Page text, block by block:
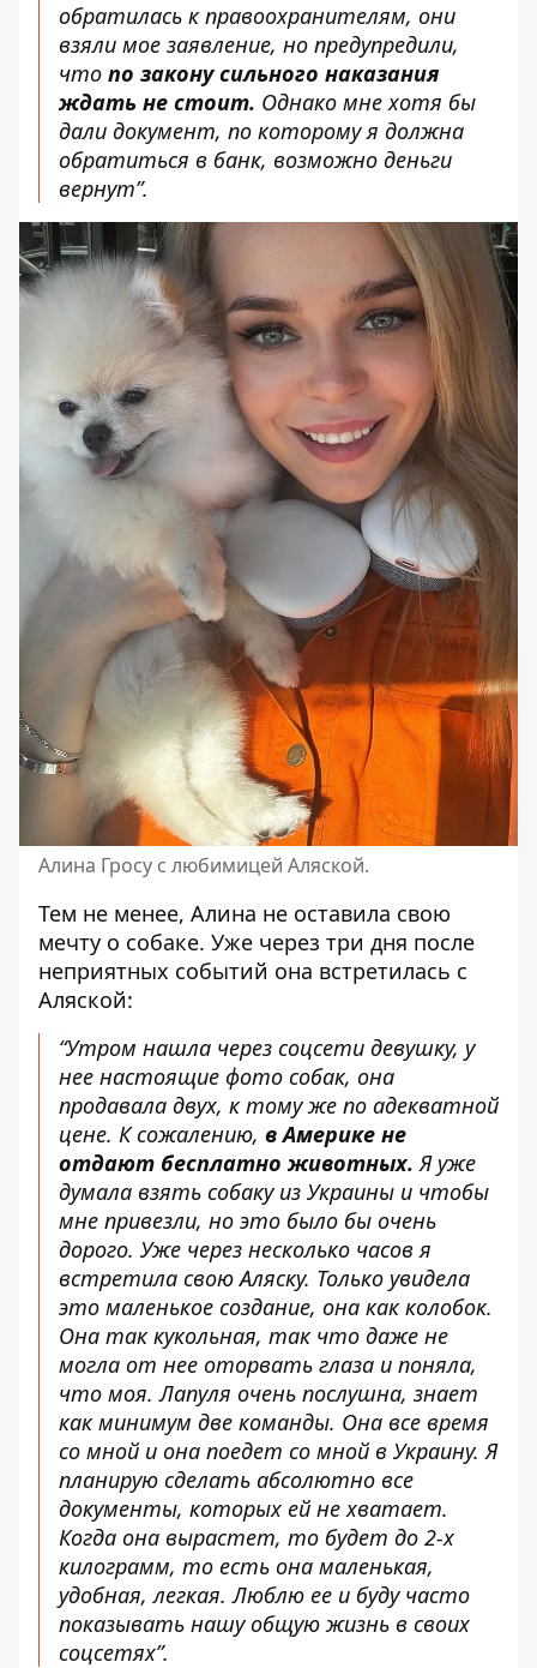
обратилась к правоохранителям, они
взяли мое заявление, но предупредили,
что по закону сильного наказания
ждать не стоит. Однако мне хотя бы
дали документ, по которому я должна
обратиться в банк, возможно деньги
вернут”.
Алина Гросу с любимицей Аляской.
Тем не менее, Алина не оставила свою
мечту о собаке. Уже через три дня после
неприятных событий она встретилась с
Аляской:
“Утром нашла через соцсети девушку, у
нее настоящие фото собак, она
продавала двух, к тому же по адекватной
цене. К сожалению, в Америке не
отдают бесплатно животных. Я уже
думала взять собаку из Украины и чтобы
мне привезли, но это было бы очень
дорого. Уже через несколько часов я
встретила свою Аляску. Только увидела
это маленькое создание, она как колобок.
Она так кукольная, так что даже не
могла от нее оторвать глаза и поняла,
что моя. Лапуля очень послушна, знает
как минимум две команды. Она все время
со мной и она поедет со мной в Украину. Я
планирую сделать абсолютно все
документы, которых ей не хватает.
Когда она вырастет, то будет до 2-х
килограмм, то есть она маленькая,
удобная, легкая. Люблю ее и буду часто
показывать нашу общую жизнь в своих
соцсетях”.